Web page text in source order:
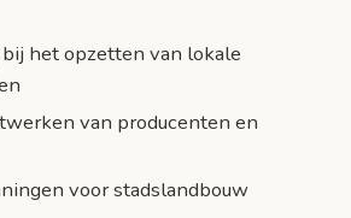
het opzetten van lokale
van producenten en
voor stadslandbouw